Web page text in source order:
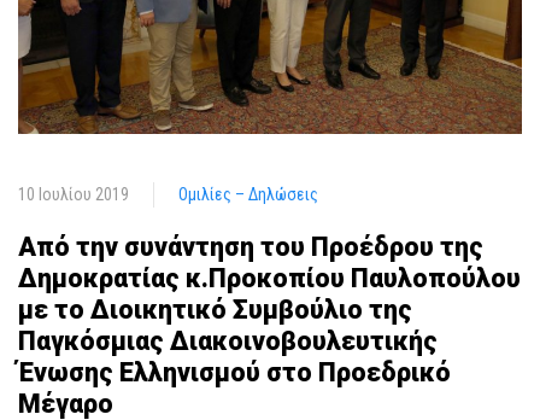
10 Ιουλίου 2019 Ομιλίες – Δηλώσεις
Από την συνάντηση του Προέδρου της
Δημοκρατίας κ.Προκοπίου Παυλοπούλου
με το Διοικητικό Συμβούλιο της
Παγκόσμιας Διακοινοβουλευτικής
Ένωσης Ελληνισμού στο Προεδρικό
Μέγαρο